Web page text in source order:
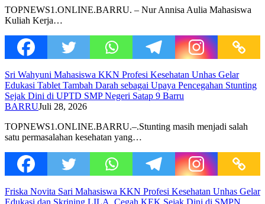
TOPNEWS1.ONLINE.BARRU. – Nur Annisa Aulia Mahasiswa
Kuliah Kerja…
Sri Wahyuni Mahasiswa KKN Profesi Kesehatan Unhas Gelar
Edukasi Tablet Tambah Darah sebagai Upaya Pencegahan Stunting
Sejak Dini di UPTD SMP Negeri Satap 9 Barru
BARRUJuli 28, 2026
TOPNEWS1.ONLINE.BARRU.–.Stunting masih menjadi salah
satu permasalahan kesehatan yang…
Friska Novita Sari Mahasiswa KKN Profesi Kesehatan Unhas Gelar